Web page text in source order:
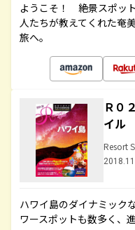
ようこそ！ 絶景スポッ
人たちが教えてくれた奄
旅へ。
Ｒ０
イル
Resort
ハワイ島のダイナミック
ワースポットも数多く、